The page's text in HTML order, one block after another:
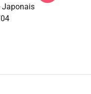
Japonais